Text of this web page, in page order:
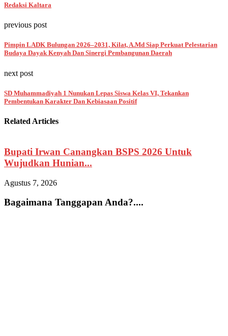
Redaksi Kaltara
previous post
Pimpin LADK Bulungan 2026–2031, Kilat, A.Md Siap Perkuat Pelestarian
Budaya Dayak Kenyah Dan Sinergi Pembangunan Daerah
next post
SD Muhammadiyah 1 Nunukan Lepas Siswa Kelas VI, Tekankan
Pembentukan Karakter Dan Kebiasaan Positif
Related Articles
Bupati Irwan Canangkan BSPS 2026 Untuk
Wujudkan Hunian...
Agustus 7, 2026
Bagaimana Tanggapan Anda?....